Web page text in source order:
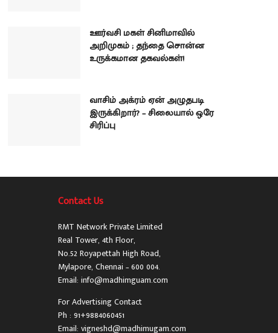
ஊர்வசி மகள் சினிமாவில்
அறிமுகம் ; தந்தை சொன்ன
உருக்கமான தகவல்கள்!
வாசிம் அக்ரம் ஏன் அழுதபடி
இருக்கிறார்? – சிலையால் ஒரே
சிரிப்பு
Contact Us
RMT Network Private Limited
Real Tower, 4th Floor,
No.52 Royapettah High Road,
Mylapore, Chennai – 600 004.
Email: info@madhimguam.com
For Advertising Contact
Ph : 91+9884060451
Email: vigneshd@madhimugam.com